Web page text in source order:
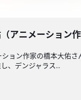
アニメーション作
ョン作家の橋本大佑
、デンジャラス...